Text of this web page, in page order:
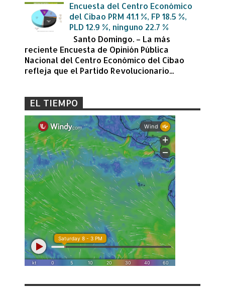
Encuesta del Centro Económico
del Cibao PRM 41.1 %, FP 18.5 %,
PLD 12.9 %, ninguno 22.7 %
Santo Domingo. – La más
reciente Encuesta de Opinión Pública
Nacional del Centro Económico del Cibao
refleja que el Partido Revolucionario...
EL TIEMPO